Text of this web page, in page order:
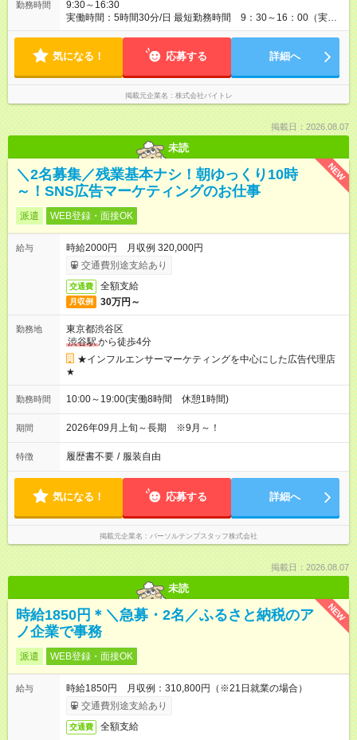
勤務時間
9:30～16:30
実働時間：5時間30分/日 最短勤務時間 9：30～16：00（実働
5.5時間） 9：30～16：30（実働6時間）、9：30～17：00（実
気になる！ 応募する 詳細へ
掲載元企業名 株式会社バイトレ
掲載日：2026.08.07
未読
NEW
＼2名募集／残業基本ナシ！朝ゆっくり10時
～！SNS広告マーケティングのお仕事
派遣 WEB登録・面接OK
給与
時給2000円 月収例 320,000円
交通費別途支給あり
交通費 全額支給
月収例 30万円～
勤務地
東京都渋谷区
渋谷駅から徒歩4分
★インフルエンサーマーケティングを中心にした広告代理店
★
勤務時間 10:00～19:00(実働8時間 休憩1時間)
期間 2026年09月上旬～長期 ※9月～！
特徴 履歴書不要 / 服装自由
気になる！ 応募する 詳細へ
掲載元企業名 パーソルテンプスタッフ株式会社
掲載日：2026.08.07
未読
NEW
時給1850円＊＼急募・2名／ふるさと納税のア
ノ企業で事務
派遣 WEB登録・面接OK
給与
時給1850円 月収例：310,800円（※21日就業の場合）
交通費別途支給あり
交通費 全額支給